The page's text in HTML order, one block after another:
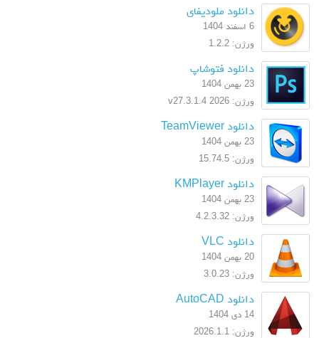
دانلود ملودیفای
6 اسفند 1404
ورژن: 1.2.2
دانلود فتوشاپ
23 بهمن 1404
ورژن: 2026 v27.3.1.4
دانلود TeamViewer
23 بهمن 1404
ورژن: 15.74.5
دانلود KMPlayer
23 بهمن 1404
ورژن: 4.2.3.32
دانلود VLC
20 بهمن 1404
ورژن: 3.0.23
دانلود AutoCAD
14 دی 1404
ورژن: 2026.1.1